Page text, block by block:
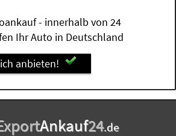
- innerhalb von 24
Ihr Auto in Deutschland
anbieten!
Ankauf24.de